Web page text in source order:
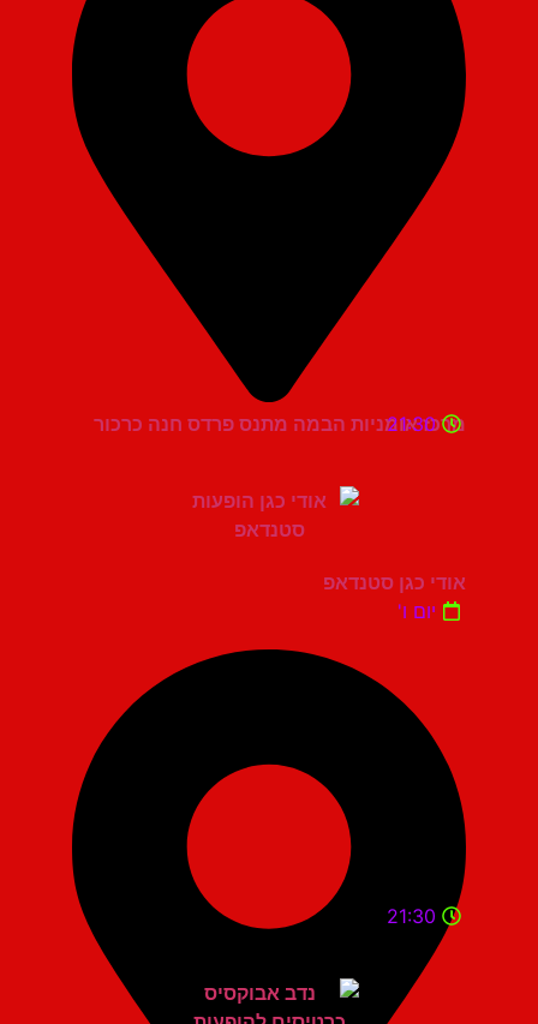
מרכז אומניות הבמה מתנס פרדס חנה כרכור
21:30
אודי כגן סטנדאפ
יום ו'
21:30